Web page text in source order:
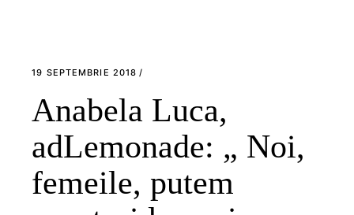
19 SEPTEMBRIE 2018
Anabela Luca,
adLemonade: „ Noi,
femeile, putem